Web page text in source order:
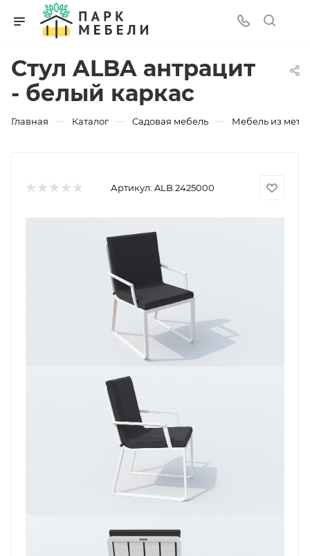
Стул ALBA антрацит
- белый каркас
Главная — Каталог — Садовая мебель — Мебель из
Артикул: ALB.2425000